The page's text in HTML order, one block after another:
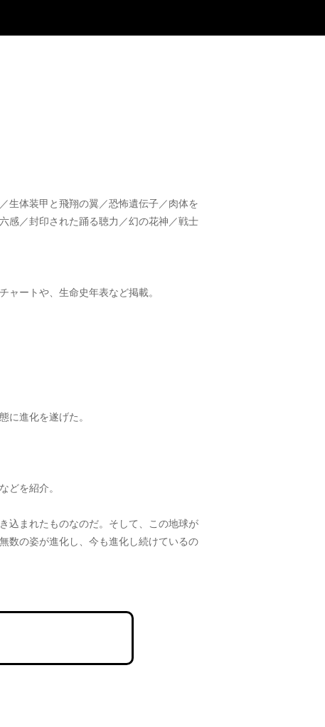
生体装甲と飛翔の翼／恐怖遺伝子／肉体を
感／封印された踊る聴力／幻の花神／戦士
ャートや、生命史年表など掲載。
に進化を遂げた。
どを紹介。
込まれたものなのだ。そして、この地球が
数の姿が進化し、今も進化し続けているの